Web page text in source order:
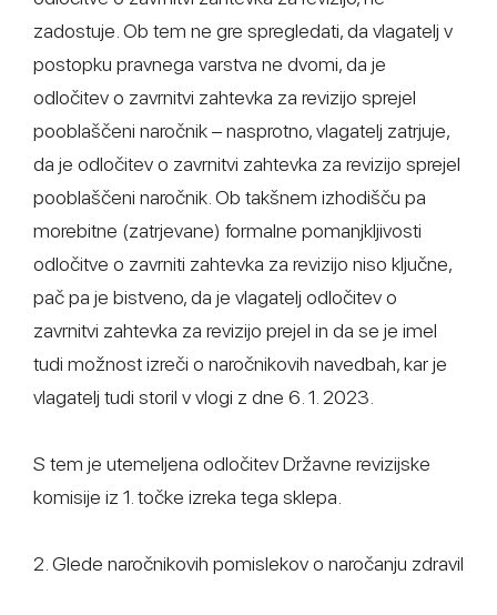
zadostuje. Ob tem ne gre spregledati, da vlagatelj v
postopku pravnega varstva ne dvomi, da je
odločitev o zavrnitvi zahtevka za revizijo sprejel
pooblaščeni naročnik – nasprotno, vlagatelj zatrjuje,
da je odločitev o zavrnitvi zahtevka za revizijo sprejel
pooblaščeni naročnik. Ob takšnem izhodišču pa
morebitne (zatrjevane) formalne pomanjkljivosti
odločitve o zavrniti zahtevka za revizijo niso ključne,
pač pa je bistveno, da je vlagatelj odločitev o
zavrnitvi zahtevka za revizijo prejel in da se je imel
tudi možnost izreči o naročnikovih navedbah, kar je
vlagatelj tudi storil v vlogi z dne 6. 1. 2023.
S tem je utemeljena odločitev Državne revizijske
komisije iz 1. točke izreka tega sklepa.
2. Glede naročnikovih pomislekov o naročanju zdravil